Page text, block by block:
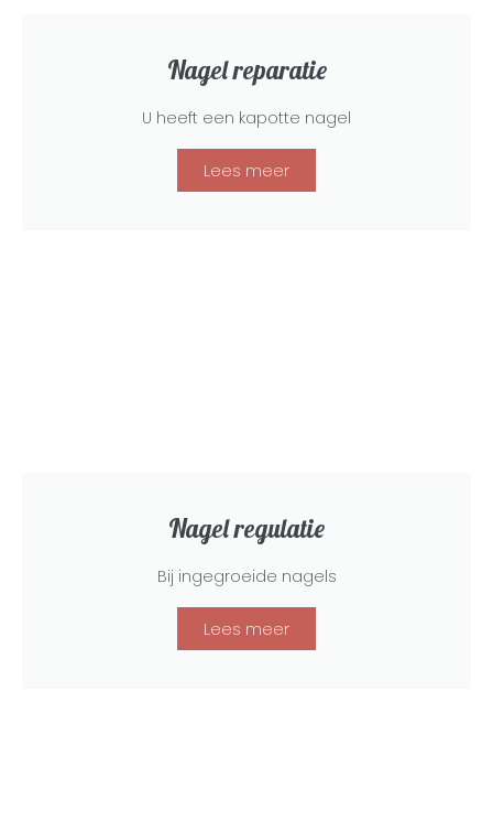
Nagel reparatie
U heeft een kapotte nagel
Lees meer
Nagel regulatie
Bij ingegroeide nagels
Lees meer